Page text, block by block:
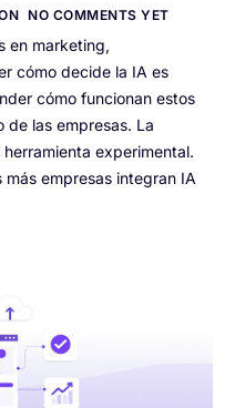
NO COMMENTS YET
en marketing,
cómo decide la IA es
cómo funcionan estos
de las empresas. La
experimental.
empresas integran IA